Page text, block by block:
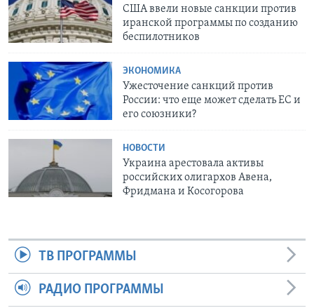
США ввели новые санкции против
иранской программы по созданию
беспилотников
ЭКОНОМИКА
Ужесточение санкций против
России: что еще может сделать ЕС и
его союзники?
НОВОСТИ
Украина арестовала активы
российских олигархов Авена,
Фридмана и Косогорова
ТВ ПРОГРАММЫ
РАДИО ПРОГРАММЫ